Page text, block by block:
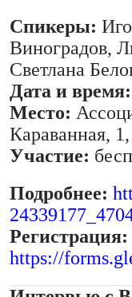
Спикеры:
Виноградов,
Светлана
Дата и время:
Место:
Караванная,
Участие:
Подробнее:
Регистрация:
https://